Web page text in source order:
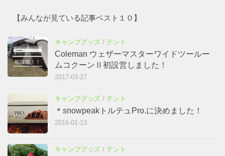
【みんなが見ている記事ベスト１０】
キャンプグッズ / テント
Coleman ウェザーマスターワイドツールー
ムコクーンⅡ初設営しました！
2017-03-27
キャンプグッズ / テント
＊snowpeakトルテュPro.に決めました！
2016-01-13
キャンプグッズ / テント